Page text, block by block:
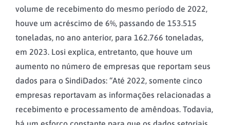
volume de recebimento do mesmo período de 2022,
houve um acréscimo de 6%, passando de 153.515
toneladas, no ano anterior, para 162.766 toneladas,
em 2023. Losi explica, entretanto, que houve um
aumento no número de empresas que reportam seus
dados para o SindiDados: “Até 2022, somente cinco
empresas reportavam as informações relacionadas a
recebimento e processamento de amêndoas. Todavia,